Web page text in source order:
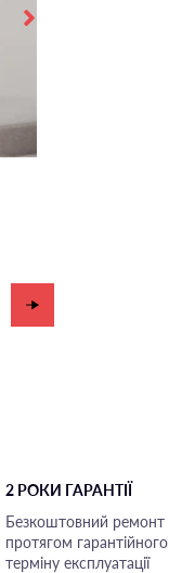
2 РОКИ ГАРАНТІЇ
Безкоштовний ремонт
протягом гарантійного
терміну експлуатації